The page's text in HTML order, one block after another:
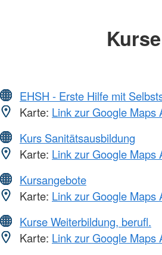
Kurse
EHSH - Erste Hilfe mit
Karte: Link zur Google Maps
Kurs Sanitätsausbildung
Karte: Link zur Google Maps
Kursangebote
Karte: Link zur Google Maps
Kurse Weiterbildung, berufl.
Karte: Link zur Google Maps